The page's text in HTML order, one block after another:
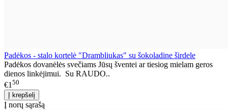
Padėkos - stalo kortelė "Drambliukas" su šokoladine širdele
Padėkos dovanėlės svečiams Jūsų šventei ar tiesiog mielam geros
dienos linkėjimui. Su RAUDO..
€150
Į norų sąrašą